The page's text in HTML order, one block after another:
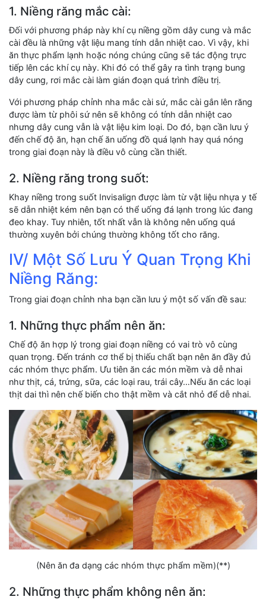
1. Niềng răng mắc cài:
Đối với phương pháp này khí cụ niềng gồm dây cung và mắc
cài đều là những vật liệu mang tính dẫn nhiệt cao. Vì vậy, khi
ăn thực phẩm lạnh hoặc nóng chúng cũng sẽ tác động trực
tiếp lên các khí cụ này. Khi đó có thể gây ra tình trạng bung
dây cung, rơi mắc cài làm gián đoạn quá trình điều trị.
Với phương pháp chỉnh nha mắc cài sứ, mắc cài gắn lên răng
được làm từ phôi sứ nên sẽ không có tính dẫn nhiệt cao
nhưng dây cung vẫn là vật liệu kim loại. Do đó, bạn cần lưu ý
đến chế độ ăn, hạn chế ăn uống đồ quá lạnh hay quá nóng
trong giai đoạn này là điều vô cùng cần thiết.
2. Niềng răng trong suốt:
Khay niềng trong suốt Invisalign được làm từ vật liệu nhựa y tế
sẽ dẫn nhiệt kém nên bạn có thể uống đá lạnh trong lúc đang
đeo khay. Tuy nhiên, tốt nhất vẫn là không nên uống quá
thường xuyên bởi chúng thường không tốt cho răng.
IV/ Một Số Lưu Ý Quan Trọng Khi
Niềng Răng:
Trong giai đoạn chỉnh nha bạn cần lưu ý một số vấn đề sau:
1. Những thực phẩm nên ăn:
Chế độ ăn hợp lý trong giai đoạn niềng có vai trò vô cùng
quan trọng. Đến tránh cơ thể bị thiếu chất bạn nên ăn đầy đủ
các nhóm thực phẩm. Ưu tiên ăn các món mềm và dễ nhai
như thịt, cá, trứng, sữa, các loại rau, trái cây…Nếu ăn các loại
thịt dai thì nên chế biến cho thật mềm và cắt nhỏ để dễ nhai.
(Nên ăn đa dạng các nhóm thực phẩm mềm)(**)
2. Những thực phẩm không nên ăn: